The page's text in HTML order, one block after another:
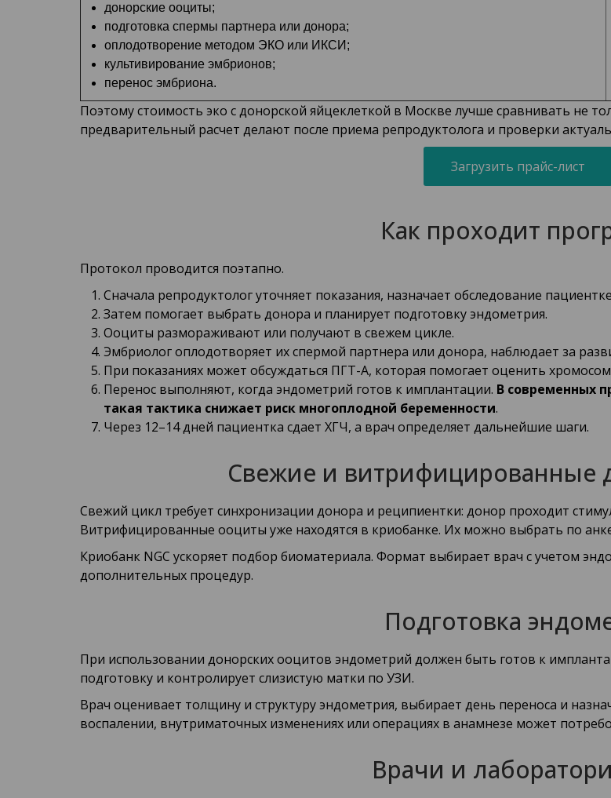
донорские ооциты;
подготовка спермы партнера или донора;
оплодотворение методом ЭКО или ИКСИ;
культивирование эмбрионов;
перенос эмбриона.
Поэтому стоимость эко с донорской яйцеклеткой в Москве лучше сравнивать не
предварительный расчет делают после приема репродуктолога и проверки
Загрузить прайс-лист
Как проходит
Протокол проводится поэтапно.
Сначала репродуктолог уточняет показания, назначает обследование
Затем помогает выбрать донора и планирует подготовку эндометрия.
Ооциты размораживают или получают в свежем цикле.
Эмбриолог оплодотворяет их спермой партнера или донора, наблюдает за
При показаниях может обсуждаться ПГТ-А, которая помогает оценить
Перенос выполняют, когда эндометрий готов к имплантации. В современных
такая тактика снижает риск многоплодной беременности.
Через 12–14 дней пациентка сдает ХГЧ, а врач определяет дальнейшие шаги.
Свежие и витрифицированные
Свежий цикл требует синхронизации донора и реципиентки: донор проходит
Витрифицированные ооциты уже находятся в криобанке. Их можно выбрать по
Криобанк NGC ускоряет подбор биоматериала. Формат выбирает врач с учетом
дополнительных процедур.
Подготовка
При использовании донорских ооцитов эндометрий должен быть готов к
подготовку и контролирует слизистую матки по УЗИ.
Врач оценивает толщину и структуру эндометрия, выбирает день переноса и
воспалении, внутриматочных изменениях или операциях в анамнезе может
Врачи и